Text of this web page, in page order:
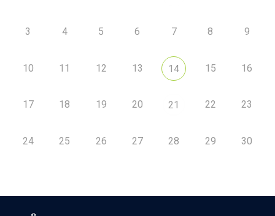
3 4 5 6 7 8 9
10 11 12 13 14 15 16
17 18 19 20 21 22 23
24 25 26 27 28 29 30